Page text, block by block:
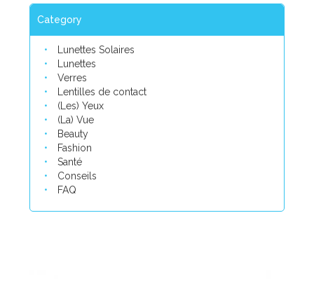
Category
Lunettes Solaires
Lunettes
Verres
Lentilles de contact
(Les) Yeux
(La) Vue
Beauty
Fashion
Santé
Conseils
FAQ